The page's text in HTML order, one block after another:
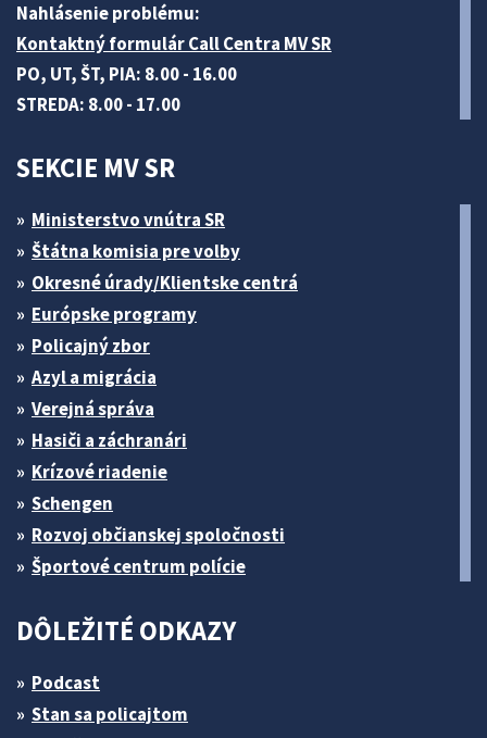
Nahlásenie problému:
Kontaktný formulár Call Centra MV SR
PO, UT, ŠT, PIA: 8.00 - 16.00
STREDA: 8.00 - 17.00
SEKCIE MV SR
Ministerstvo vnútra SR
Štátna komisia pre volby
Okresné úrady/Klientske centrá
Európske programy
Policajný zbor
Azyl a migrácia
Verejná správa
Hasiči a záchranári
Krízové riadenie
Schengen
Rozvoj občianskej spoločnosti
Športové centrum polície
DÔLEŽITÉ ODKAZY
Podcast
Stan sa policajtom